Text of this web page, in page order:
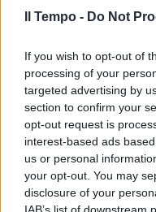
Il Tempo - Do Not
If you wish to opt-out of
processing of your
targeted advertising by
section to confirm your
opt-out request is
interest-based ads
us or personal
your opt-out. You may
disclosure of your
IAB’s list of downstream
building, il nuovo
ibridi ed elettrici.
assolutamente
mila euro.